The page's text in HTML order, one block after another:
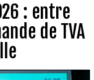
: entre
de TVA